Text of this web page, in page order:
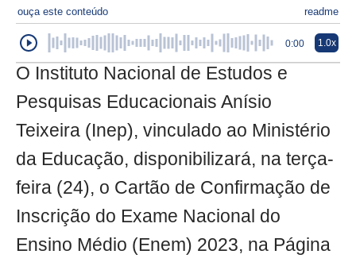
ouça este conteúdo readme
0:00 1.0x
O Instituto Nacional de Estudos e
Pesquisas Educacionais Anísio
Teixeira (Inep), vinculado ao Ministério
da Educação, disponibilizará, na terça-
feira (24), o Cartão de Confirmação de
Inscrição do Exame Nacional do
Ensino Médio (Enem) 2023, na Página